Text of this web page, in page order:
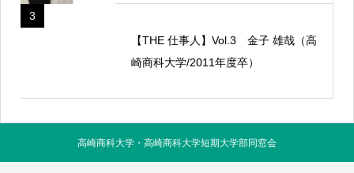
3
【THE 仕事人】Vol.3 金子 雄哉（高
崎商科大学/2011年度卒）
高崎商科大学・高崎商科大学短期大学部同窓会